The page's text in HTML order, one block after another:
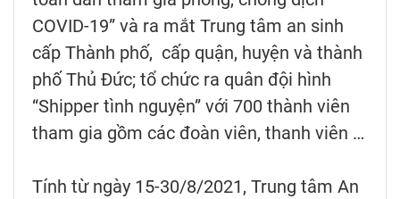
COVID-19” và ra mắt Trung tâm an sinh
cấp Thành phố, cấp quận, huyện và thành
phố Thủ Đức; tổ chức ra quân đội hình
“Shipper tình nguyện” với 700 thành viên
tham gia gồm các đoàn viên, thanh viên …
Tính từ ngày 15-30/8/2021, Trung tâm An